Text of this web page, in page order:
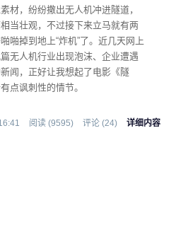
材，纷纷撒出无人机冲进隧道，
当壮观，不过接下来立马就有两
啪掉到地上“炸机”了。近几天网上
无人机行业出现泡沫、企业遭遇
闻，正好让我想起了电影《隧
点讽刺性的情节。
阅读 (9595) 评论 (24) 详细内容